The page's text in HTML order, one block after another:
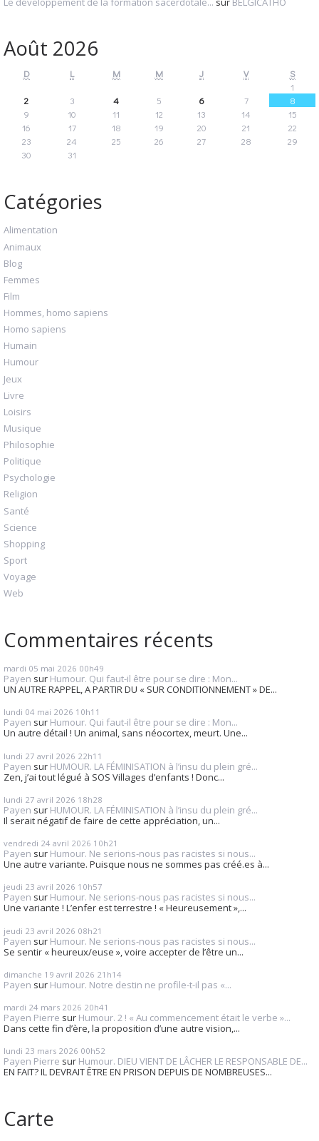
Août 2026
D L M M J V
S
1
2
3 4 5 6 7
8
9
10 11 12 13 14
15
16
17 18 19 20 21
22
23
24 25 26 27 28
29
30
31
Catégories
Alimentation
Animaux
Blog
Femmes
Film
Hommes, homo sapiens
Homo sapiens
Humain
Humour
Jeux
Livre
Loisirs
Musique
Philosophie
Politique
Psychologie
Religion
Santé
Science
Shopping
Sport
Voyage
Web
Commentaires récents
mardi 05 mai 2026 00h49
Payen sur Humour. Qui faut-il être pour se dire : Mon...
UN AUTRE RAPPEL, A PARTIR DU « SUR CONDITIONNEMENT » DE...
lundi 04 mai 2026 10h11
Payen sur Humour. Qui faut-il être pour se dire : Mon...
Un autre détail ! Un animal, sans néocortex, meurt. Une...
lundi 27 avril 2026 22h11
Payen sur HUMOUR. LA FÉMINISATION à l’insu du plein gré...
Zen, j’ai tout légué à SOS Villages d’enfants ! Donc...
lundi 27 avril 2026 18h28
Payen sur HUMOUR. LA FÉMINISATION à l’insu du plein gré...
Il serait négatif de faire de cette appréciation, un...
vendredi 24 avril 2026 10h21
Payen sur Humour. Ne serions-nous pas racistes si nous...
Une autre variante. Puisque nous ne sommes pas créé.es à...
jeudi 23 avril 2026 10h57
Payen sur Humour. Ne serions-nous pas racistes si nous...
Une variante ! L’enfer est terrestre ! « Heureusement »,...
jeudi 23 avril 2026 08h21
Payen sur Humour. Ne serions-nous pas racistes si nous...
Se sentir « heureux/euse », voire accepter de l’être un...
dimanche 19 avril 2026 21h14
Payen sur Humour. Notre destin ne profile-t-il pas «...
mardi 24 mars 2026 20h41
Payen Pierre sur Humour. 2 ! « Au commencement était le verbe »...
Dans cette fin d’ère, la proposition d’une autre vision,...
lundi 23 mars 2026 00h52
Payen Pierre sur Humour. DIEU VIENT DE LÂCHER LE RESPONSABLE DE...
EN FAIT? IL DEVRAIT ÊTRE EN PRISON DEPUIS DE NOMBREUSES...
Carte